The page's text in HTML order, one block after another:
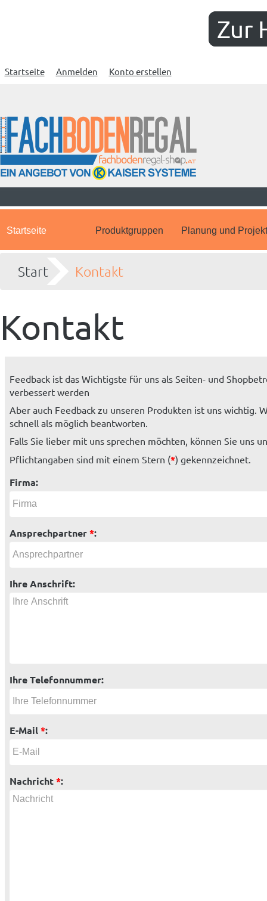
Zur
Startseite Anmelden Konto erstellen
Startseite Produktgruppen Planung und
Start Kontakt
Kontakt
Feedback ist das Wichtigste für uns als Seiten- und
verbessert werden
Aber auch Feedback zu unseren Produkten ist uns wichtig.
schnell als möglich beantworten.
Falls Sie lieber mit uns sprechen möchten, können Sie uns
Pflichtangaben sind mit einem Stern (*) gekennzeichnet.
Firma:
Ansprechpartner*:
Ihre Anschrift:
Ihre Telefonnummer:
E-Mail*:
Nachricht*: